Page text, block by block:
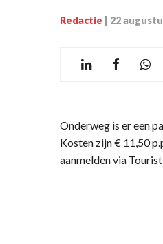
Redactie 22
Onderweg is er een
Kosten zijn € 11,50
aanmelden via